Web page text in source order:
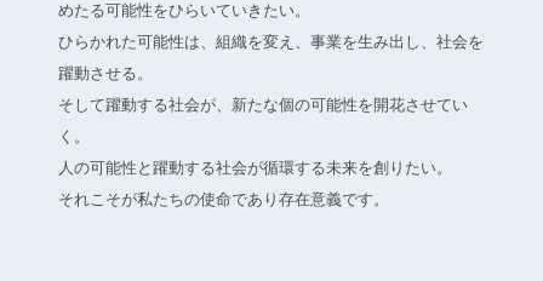
めたる可能性をひらいていきたい。
ひらかれた可能性は、組織を変え、事業を生み出し、社会を
躍動させる。
そして躍動する社会が、新たな個の可能性を開花させてい
く。
人の可能性と躍動する社会が循環する未来を創りたい。
それこそが私たちの使命であり存在意義です。